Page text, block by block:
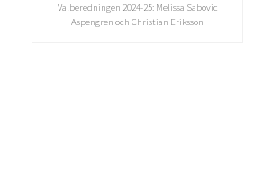
Valberedningen 2024-25: Melissa Sabovic
Aspengren och Christian Eriksson